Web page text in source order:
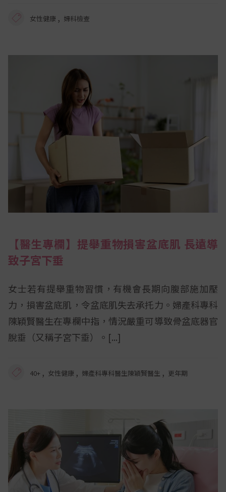
女性健康 , 婦科檢查
【醫生專欄】提舉重物損害盆底肌 長遠導
致子宮下垂
女士若有提舉重物習慣，有機會長期向腹部施加壓
力，損害盆底肌，令盆底肌失去承托力。婦產科專科
陳穎賢醫生在專欄中指，情況嚴重可導致骨盆底器官
脫垂（又稱子宮下垂）。
40+ , 女性健康 , 婦產科專科醫生陳穎賢醫生 , 更年期